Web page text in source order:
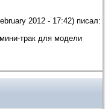
2012 - 17:42) писал:
трак для модели